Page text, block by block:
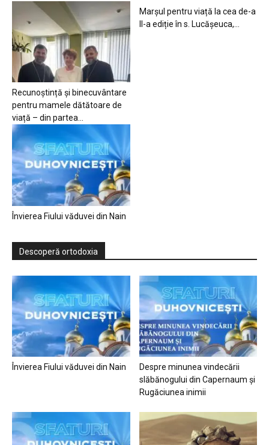
Recunoștință și binecuvântare
pentru mamele dătătoare de
viață – din partea...
Marșul pentru viață la cea de-a
II-a ediție în s. Lucășeuca,...
Învierea Fiului văduvei din Nain
Descoperă ortodoxia
Învierea Fiului văduvei din Nain
Despre minunea vindecării
slăbănogului din Capernaum și
Rugăciunea inimii